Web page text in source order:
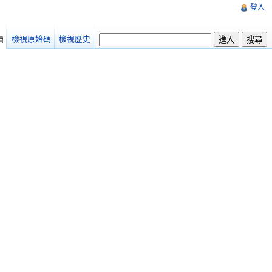
登入
檢視原始碼 檢視歷史